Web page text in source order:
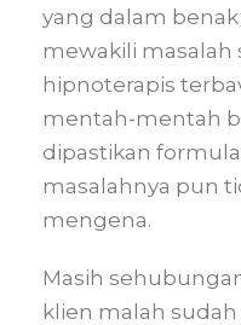
yang dalam
mewakili masalah
hipnoterapis
mentah-mentah
dipastikan
masalahnya pun
mengena.
Masih
klien malah